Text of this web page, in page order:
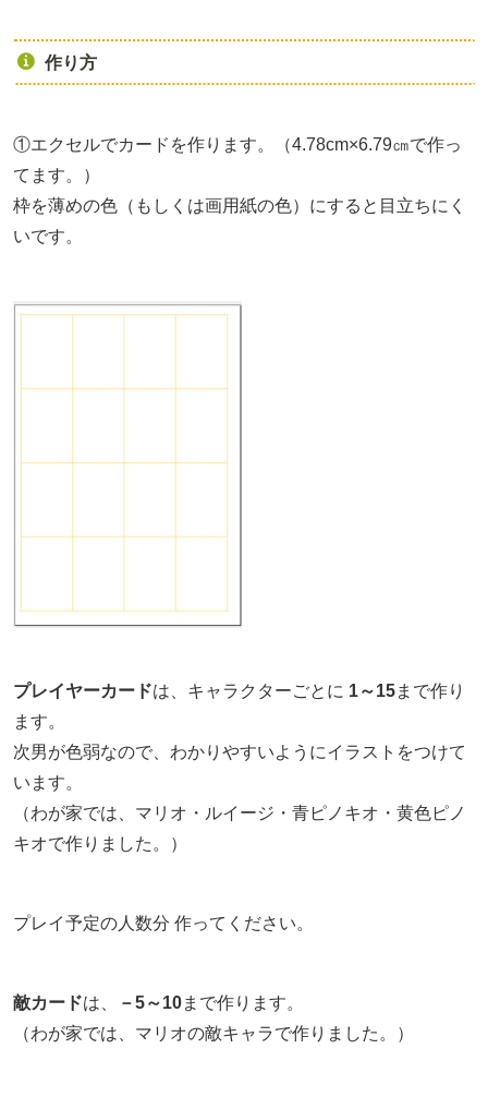
作り方
①エクセルでカードを作ります。（4.78cm×6.79㎝で作っ
てます。）
枠を薄めの色（もしくは画用紙の色）にすると目立ちにく
いです。
プレイヤーカードは、キャラクターごとに 1～15まで作り
ます。
次男が色弱なので、わかりやすいようにイラストをつけて
います。
（わが家では、マリオ・ルイージ・青ピノキオ・黄色ピノ
キオで作りました。）
プレイ予定の人数分 作ってください。
敵カードは、 －5～10まで作ります。
（わが家では、マリオの敵キャラで作りました。）